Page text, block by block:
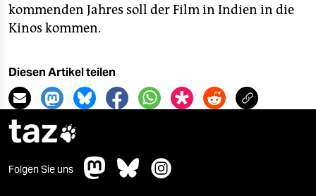
kommenden Jahres soll der Film in Indien in die
Kinos kommen.
Diesen Artikel teilen
taz
Folgen Sie uns